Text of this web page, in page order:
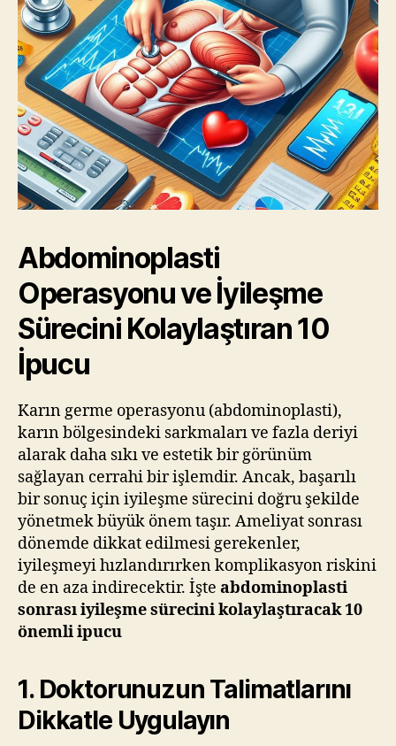
Abdominoplasti
Operasyonu ve İyileşme
Sürecini Kolaylaştıran 10
İpucu
Karın germe operasyonu (abdominoplasti),
karın bölgesindeki sarkmaları ve fazla deriyi
alarak daha sıkı ve estetik bir görünüm
sağlayan cerrahi bir işlemdir. Ancak, başarılı
bir sonuç için iyileşme sürecini doğru şekilde
yönetmek büyük önem taşır. Ameliyat sonrası
dönemde dikkat edilmesi gerekenler,
iyileşmeyi hızlandırırken komplikasyon riskini
de en aza indirecektir. İşte abdominoplasti
sonrası iyileşme sürecini kolaylaştıracak 10
önemli ipucu
1. Doktorunuzun Talimatlarını
Dikkatle Uygulayın